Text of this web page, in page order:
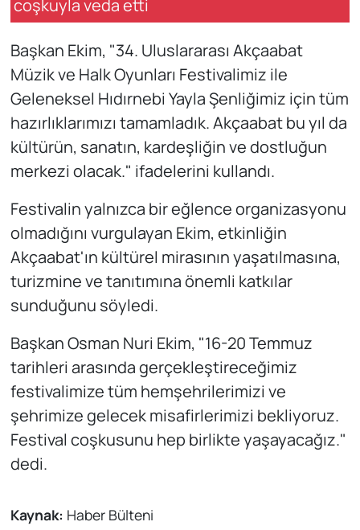
Başkan Ekim, "34. Uluslararası Akçaabat
Müzik ve Halk Oyunları Festivalimiz ile
Geleneksel Hıdırnebi Yayla Şenliğimiz için tüm
hazırlıklarımızı tamamladık. Akçaabat bu yıl da
kültürün, sanatın, kardeşliğin ve dostluğun
merkezi olacak." ifadelerini kullandı.
Festivalin yalnızca bir eğlence organizasyonu
olmadığını vurgulayan Ekim, etkinliğin
Akçaabat'ın kültürel mirasının yaşatılmasına,
turizmine ve tanıtımına önemli katkılar
sunduğunu söyledi.
Başkan Osman Nuri Ekim, "16-20 Temmuz
tarihleri arasında gerçekleştireceğimiz
festivalimize tüm hemşehrilerimizi ve
şehrimize gelecek misafirlerimizi bekliyoruz.
Festival coşkusunu hep birlikte yaşayacağız."
dedi.
Kaynak: Haber Bülteni